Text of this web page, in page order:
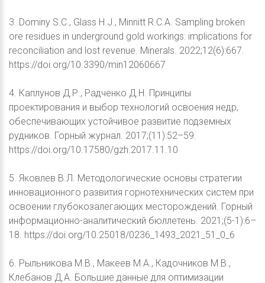
3. Dominy S.C., Glass H.J., Minnitt R.C.A. Sampling broken
ore residues in underground gold workings: implications for
reconciliation and lost revenue. Minerals. 2022;12(6):667.
https://doi.org/10.3390/min12060667
4. Каплунов Д.Р., Радченко Д.Н. Принципы
проектирования и выбор технологий освоения недр,
обеспечивающих устойчивое развитие подземных
рудников. Горный журнал. 2017;(11):52–59.
https://doi.org/10.17580/gzh.2017.11.10
5. Яковлев В.Л. Методологические основы стратегии
инновационного развития горнотехнических систем при
освоении глубокозалегающих месторождений. Горный
информационно-аналитический бюллетень. 2021;(5-1):6–
18. https://doi.org/10.25018/0236_1493_2021_51_0_6
6. Рыльникова М.В., Макеев М.А., Кадочников М.В.,
Клебанов Д.А. Большие данные для оптимизации